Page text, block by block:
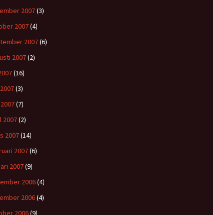
2007(3)
2007(4)
2007(6)
2007(2)
(16)
(3)
(7)
2007(2)
2007(14)
2007(6)
2007(9)
2006(4)
2006(4)
2006(9)